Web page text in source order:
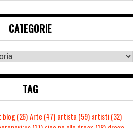
CATEGORIE
TAG
blog(26)Arte (47) artista (59) artisti(32)